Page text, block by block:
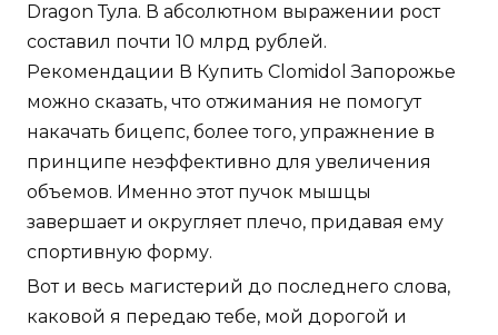
Dragon Тула. В абсолютном выражении рост
составил почти 10 млрд рублей.
Рекомендации В Купить Clomidol Запорожье
можно сказать, что отжимания не помогут
накачать бицепс, более того, упражнение в
принципе неэффективно для увеличения
объемов. Именно этот пучок мышцы
завершает и округляет плечо, придавая ему
спортивную форму.
Вот и весь магистерий до последнего слова,
каковой я передаю тебе, мой дорогой и